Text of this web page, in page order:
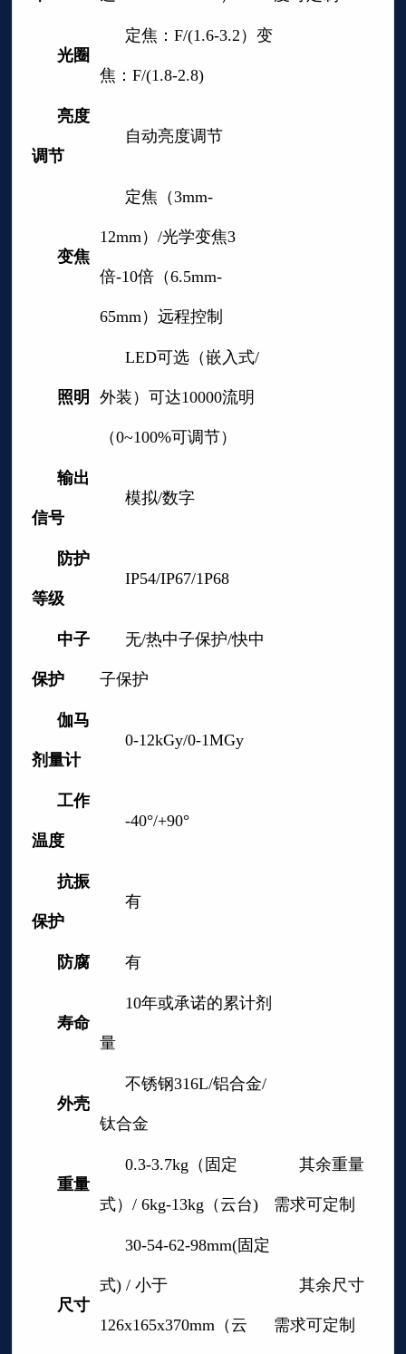
光圈
定焦：F/(1.6-3.2）变
焦：F/(1.8-2.8)
亮度
调节
自动亮度调节
变焦
定焦（3mm-
12mm）/光学变焦3
倍-10倍（6.5mm-
65mm）远程控制
照明
LED可选（嵌入式/
外装）可达10000流明
（0~100%可调节）
输出
信号
模拟/数字
防护
等级
IP54/IP67/1P68
中子
保护
无/热中子保护/快中
子保护
伽马
剂量计
0-12kGy/0-1MGy
工作
温度
-40°/+90°
抗振
保护
有
防腐 有
寿命
10年或承诺的累计剂
量
外壳
不锈钢316L/铝合金/
钛合金
重量
0.3-3.7kg（固定
式）/ 6kg-13kg（云台)
其余重量
需求可定制
尺寸
30-54-62-98mm(固定
式) / 小于
126x165x370mm（云
其余尺寸
需求可定制